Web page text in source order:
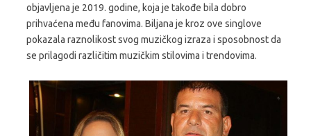
objavljena je 2019. godine, koja je takođe bila dobro
prihvaćena među fanovima. Biljana je kroz ove singlove
pokazala raznolikost svog muzičkog izraza i sposobnost da
se prilagodi različitim muzičkim stilovima i trendovima.